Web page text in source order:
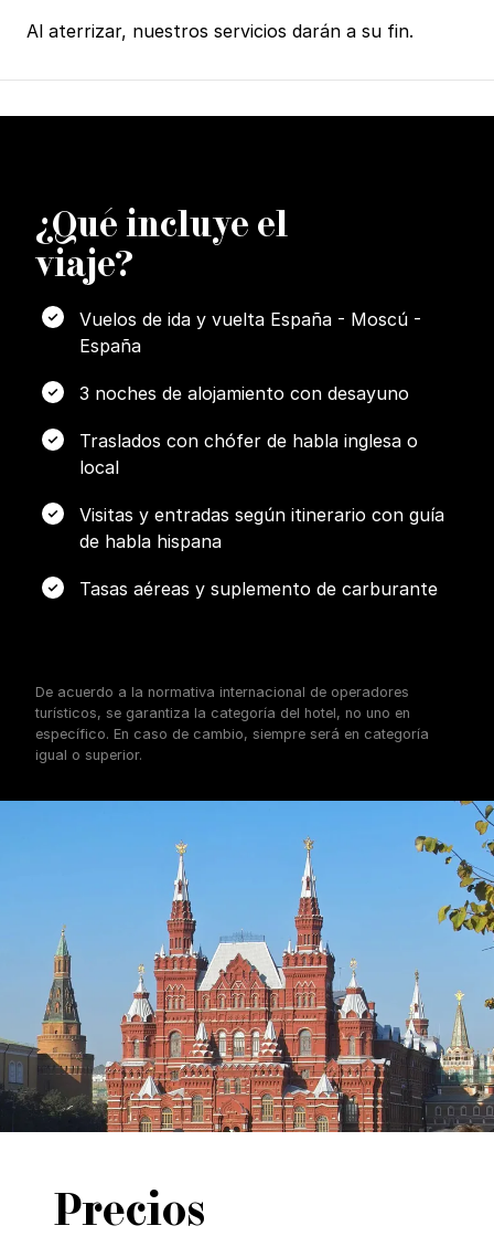
Al aterrizar, nuestros servicios darán a su fin.
¿Qué incluye el
viaje?
Vuelos de ida y vuelta España - Moscú -
España
3 noches de alojamiento con desayuno
Traslados con chófer de habla inglesa o
local
Visitas y entradas según itinerario con guía
de habla hispana
Tasas aéreas y suplemento de carburante
De acuerdo a la normativa internacional de operadores
turísticos, se garantiza la categoría del hotel, no uno en
específico. En caso de cambio, siempre será en categoría
igual o superior.
Precios